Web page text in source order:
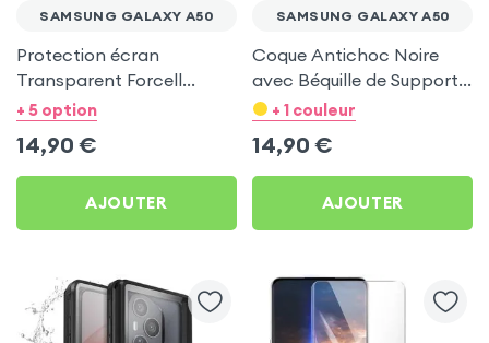
SAMSUNG GALAXY A50
Protection écran
Transparent Forcell
Flexible Clear pour
+ 5 option
14,90 €
AJOUTER
SAMSUNG GALAXY A50
Coque Antichoc Noire
avec Béquille de Support
pour Samsung Galaxy
+ 1 couleur
14,90 €
AJOUTER